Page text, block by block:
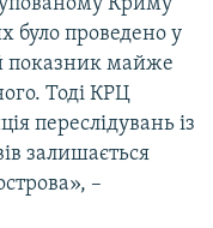
Криму
було проведено у
показник майже
Тоді КРЦ
переслідувань із
залишається
–